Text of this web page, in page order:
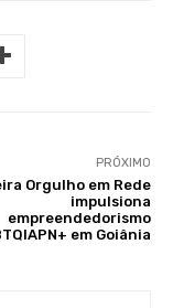
PRÓXIMO
Orgulho em Rede
impulsiona
empreendedorismo
em Goiânia